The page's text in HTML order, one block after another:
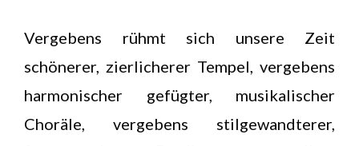
Vergebens rühmt sich unsere Zeit
schönerer, zierlicherer Tempel, vergebens
harmonischer gefügter, musikalischer
Choräle, vergebens stilgewandterer,